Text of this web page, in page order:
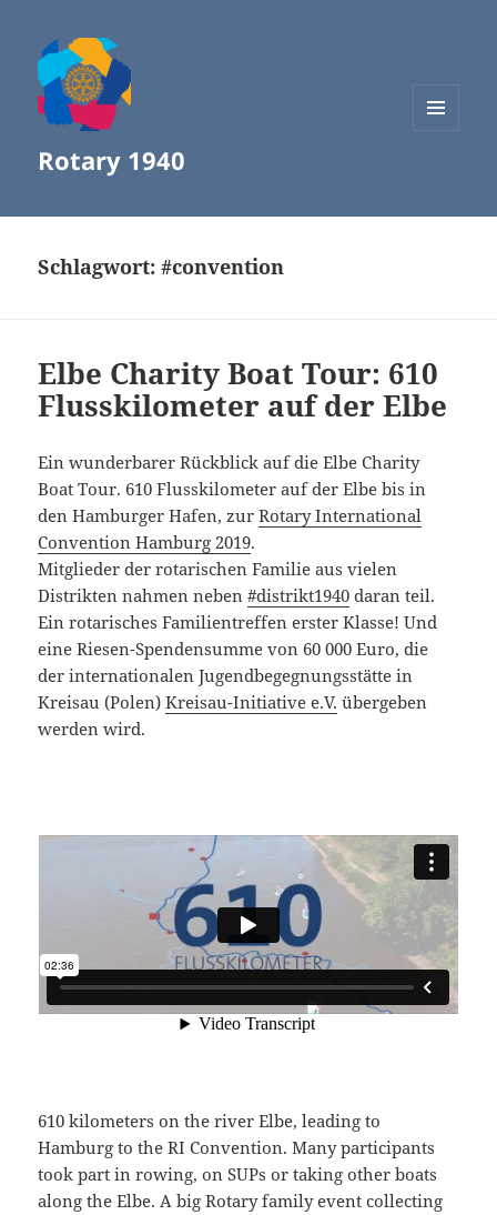
Rotary 1940
Schlagwort:#convention
Elbe Charity Boat Tour: 610
Flusskilometer auf der Elbe
Ein wunderbarer Rückblick auf die Elbe Charity
Boat Tour. 610 Flusskilometer auf der Elbe bis in
den Hamburger Hafen, zurRotary International
Convention Hamburg 2019.
Mitglieder der rotarischen Familie aus vielen
Distrikten nahmen neben#distrikt1940 daran teil.
Ein rotarisches Familientreffen erster Klasse! Und
eine Riesen-Spendensumme von 60 000 Euro, die
der internationalen Jugendbegegnungsstätte in
Kreisau (Polen)Kreisau-Initiative e.V. übergeben
werden wird.
610 kilometers on the river Elbe, leading to
Hamburg to the RI Convention. Many participants
took part in rowing, on SUPs or taking other boats
along the Elbe. A big Rotary family event collecting